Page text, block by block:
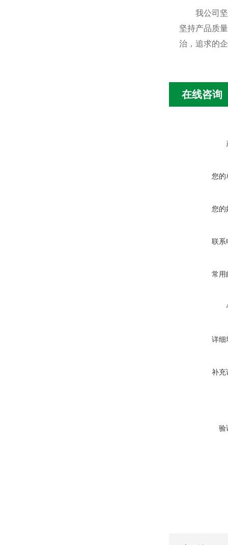
我公司坚持
坚持产品质
治，追求的
在线咨询
您的
您的
联系
常用
详细
补充
验